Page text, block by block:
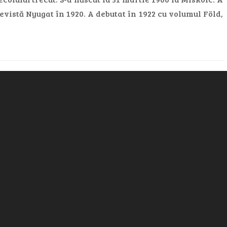
Nyugat în 1920. A debutat în 1922 cu volumul Föld,